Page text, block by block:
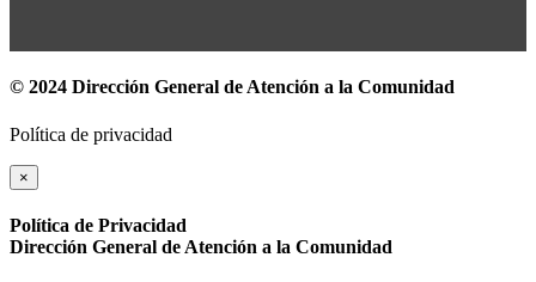
© 2024 Dirección General de Atención a la Comunidad
Política de privacidad
×
Política de Privacidad
Dirección General de Atención a la Comunidad